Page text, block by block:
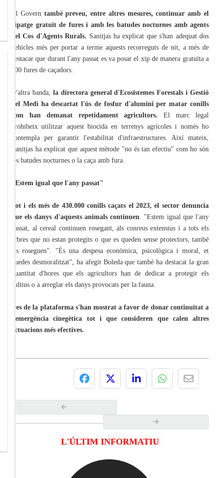
El Govern també preveu, entre altres mesures, continuar amb el
xipatge gratuït de fures i amb les batudes nocturnes amb agents
del Cos d'Agents Rurals. Sanitjas ha explicat que s'han adequat dos
vehicles més per portar a terme aquests recorreguts de nit, a més de
destacar que durant l'any passat es va posar el xip de manera gratuïta a
500 fures de caçadors.
D'altra banda, la directora general d'Ecosistemes Forestals i Gestió
del Medi ha descartat l'ús de fosfur d'alumini per matar conills
com han demanat repetidament agricultors. El marc legal
prohibeix utilitzar aquest biocida en terrenys agrícoles i només ho
contempla per garantir l'estabilitat d'infraestructures. Així mateix,
Sanitjas ha explicat que aquest mètode "no és tan efectiu" com ho són
les batudes nocturnes o la caça amb fura.
"Estem igual que l'any passat"
Tot i els més de 430.000 conills caçats el 2023, el sector denuncia
que els danys d'aquests animals continuen . "Estem igual que l'any
passat, al cereal continuen rosegant, als conreus extensius i a tots els
arbres que no estan protegits o que es queden sense protectors, també
els roseguen". "És una despesa econòmica, psicològica i moral, et
quedes desmoralitzat", ha afegit Boleda que també ha destacat la gran
quantitat d'hores que els agricultors han de dedicar a protegir els
cultius o a arreglar els danys provocats per la fauna.
Des de la plataforma s'han mostrat a favor de donar continuïtat a
l'emergència cinegètica tot i que consideren que calen altres
actuacions més efectives.
L'ÚLTIM INFORMATIU